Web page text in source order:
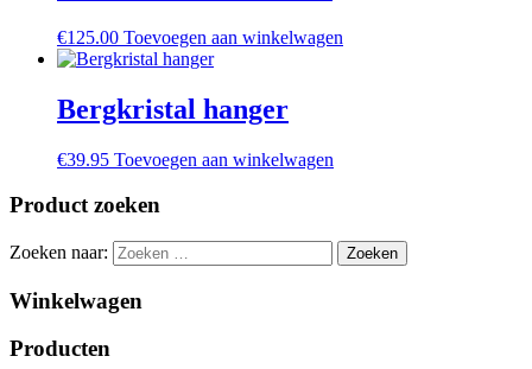
€125.00 Toevoegen aan winkelwagen
Bergkristal hanger
€39.95 Toevoegen aan winkelwagen
Product zoeken
Zoeken naar:
Winkelwagen
Producten